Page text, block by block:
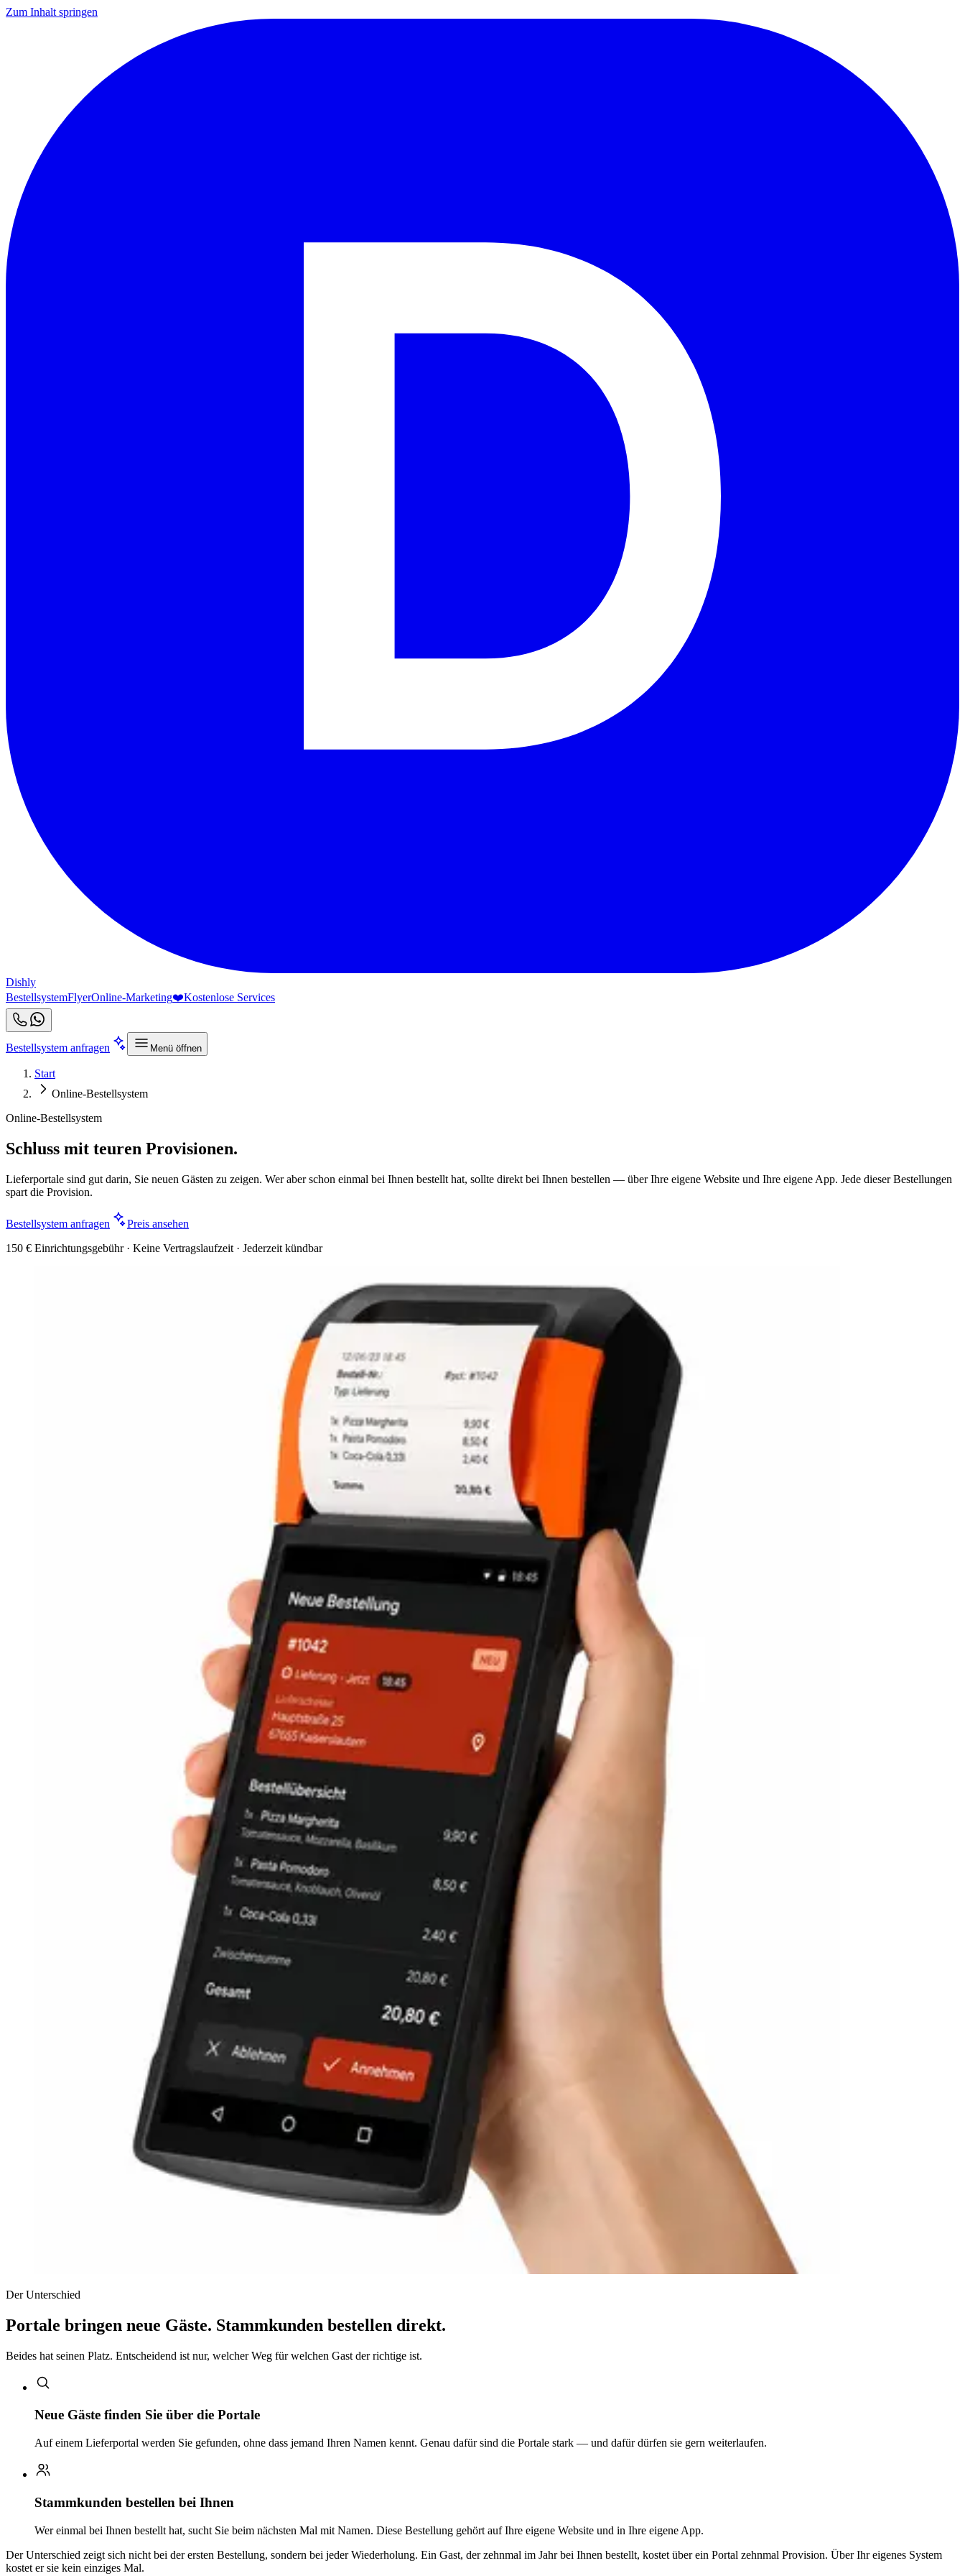
Zum Inhalt springen
Dishly
BestellsystemFlyerOnline-Marketing❤️Kostenlose Services
Bestellsystem anfragen Menü öffnen
Start
Online-Bestellsystem
Online-Bestellsystem
Schluss mit teuren Provisionen.
Lieferportale sind gut darin, Sie neuen Gästen zu zeigen. Wer aber schon einmal bei Ihnen bestellt hat, sollte direkt bei Ihnen bestellen — über Ihre eigene Website und Ihre eigene App. Jede dieser Bestellungen
spart die Provision.
Bestellsystem anfragen
Preis ansehen
150 € Einrichtungsgebühr · Keine Vertragslaufzeit · Jederzeit kündbar
Der Unterschied
Portale bringen neue Gäste. Stammkunden bestellen direkt.
Beides hat seinen Platz. Entscheidend ist nur, welcher Weg für welchen Gast der richtige ist.
Neue Gäste finden Sie über die Portale
Auf einem Lieferportal werden Sie gefunden, ohne dass jemand Ihren Namen kennt. Genau dafür sind die Portale stark — und dafür dürfen sie gern weiterlaufen.
Stammkunden bestellen bei Ihnen
Wer einmal bei Ihnen bestellt hat, sucht Sie beim nächsten Mal mit Namen. Diese Bestellung gehört auf Ihre eigene Website und in Ihre eigene App.
Der Unterschied zeigt sich nicht bei der ersten Bestellung, sondern bei jeder Wiederholung. Ein Gast, der zehnmal im Jahr bei Ihnen bestellt, kostet über ein Portal zehnmal Provision. Über Ihr eigenes System
kostet er sie kein einziges Mal.